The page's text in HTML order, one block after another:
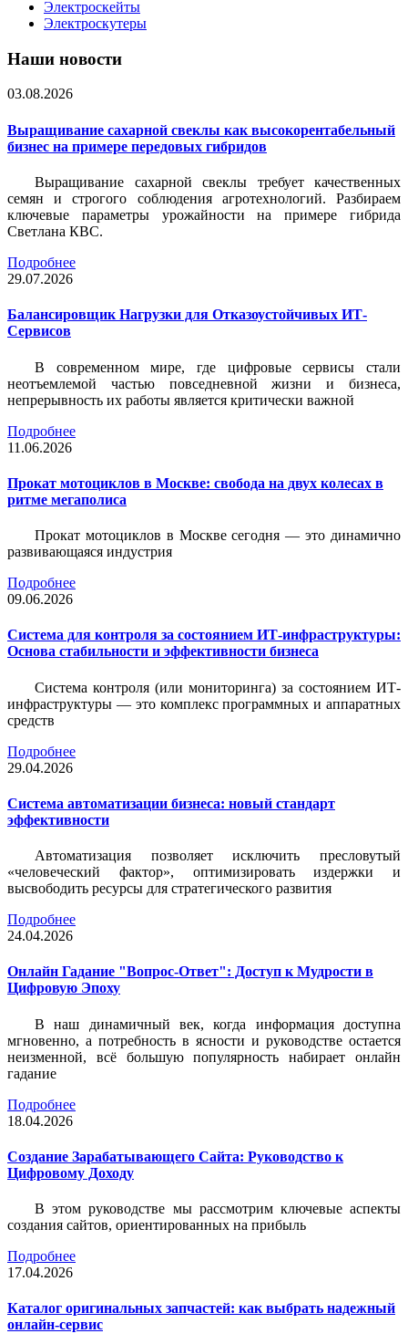
Электроскейты
Электроскутеры
Наши новости
03.08.2026
Выращивание сахарной свеклы как высокорентабельный
бизнес на примере передовых гибридов
Выращивание сахарной свеклы требует качественных
семян и строгого соблюдения агротехнологий. Разбираем
ключевые параметры урожайности на примере гибрида
Светлана КВС.
Подробнее
29.07.2026
Балансировщик Нагрузки для Отказоустойчивых ИТ-
Сервисов
В современном мире, где цифровые сервисы стали
неотъемлемой частью повседневной жизни и бизнеса,
непрерывность их работы является критически важной
Подробнее
11.06.2026
Прокат мотоциклов в Москве: свобода на двух колесах в
ритме мегаполиса
Прокат мотоциклов в Москве сегодня — это динамично
развивающаяся индустрия
Подробнее
09.06.2026
Система для контроля за состоянием ИТ-инфраструктуры:
Основа стабильности и эффективности бизнеса
Система контроля (или мониторинга) за состоянием ИТ-
инфраструктуры — это комплекс программных и аппаратных
средств
Подробнее
29.04.2026
Система автоматизации бизнеса: новый стандарт
эффективности
Автоматизация позволяет исключить пресловутый
«человеческий фактор», оптимизировать издержки и
высвободить ресурсы для стратегического развития
Подробнее
24.04.2026
Онлайн Гадание "Вопрос-Ответ": Доступ к Мудрости в
Цифровую Эпоху
В наш динамичный век, когда информация доступна
мгновенно, а потребность в ясности и руководстве остается
неизменной, всё большую популярность набирает онлайн
гадание
Подробнее
18.04.2026
Создание Зарабатывающего Сайта: Руководство к
Цифровому Доходу
В этом руководстве мы рассмотрим ключевые аспекты
создания сайтов, ориентированных на прибыль
Подробнее
17.04.2026
Каталог оригинальных запчастей: как выбрать надежный
онлайн-сервис